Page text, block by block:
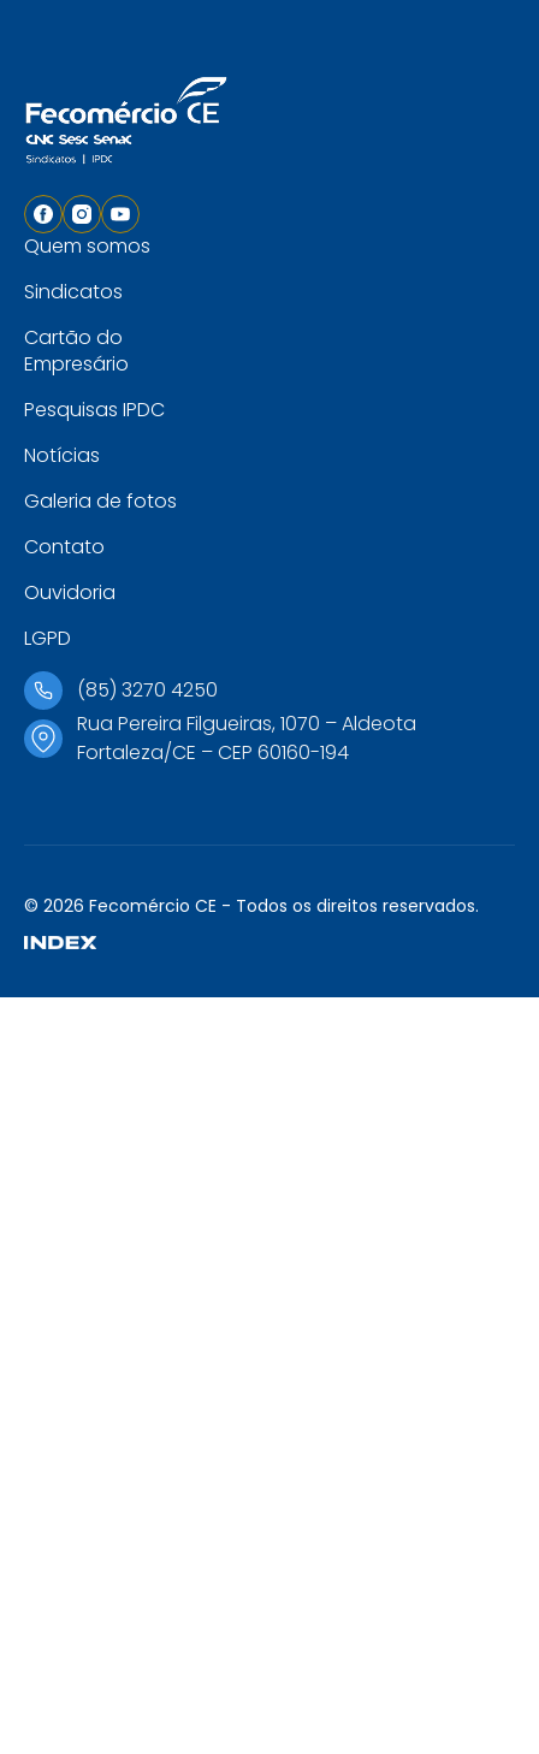
Quem somos
Sindicatos
Cartão do
Empresário
Pesquisas IPDC
Notícias
Galeria de fotos
Contato
Ouvidoria
LGPD
(85) 3270 4250
Rua Pereira Filgueiras, 1070 – Aldeota
Fortaleza/CE – CEP 60160-194
© 2026 Fecomércio CE - Todos os direitos reservados.